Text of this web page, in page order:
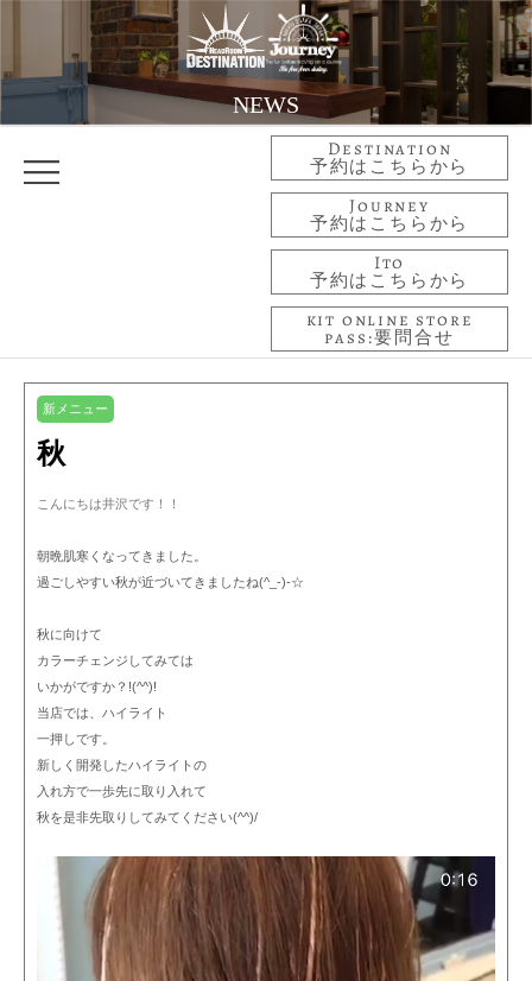
NEWS
Destination
予約はこちらから
Journey
予約はこちらから
Ito
予約はこちらから
kit online store
pass:要問合せ
新メニュー
秋
こんにちは井沢です！！
朝晩肌寒くなってきました。
過ごしやすい秋が近づいてきましたね(^_-)-☆
秋に向けて
カラーチェンジしてみては
いかがですか？!(^^)!
当店では、ハイライト
一押しです。
新しく開発したハイライトの
入れ方で一歩先に取り入れて
秋を是非先取りしてみてください(^^)/